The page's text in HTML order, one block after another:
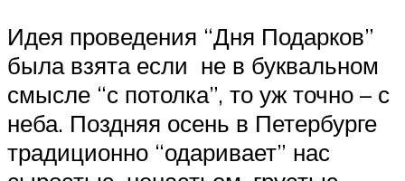
Идея проведения “Дня Подарков”
была взята если не в буквальном
смысле “с потолка”, то уж точно – с
неба. Поздняя осень в Петербурге
традиционно “одаривает” нас